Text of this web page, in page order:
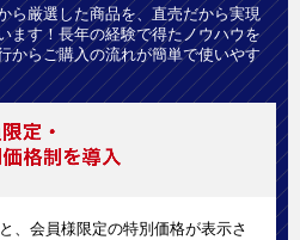
ら厳選した商品を、直売だから実現
ます！長年の経験で得たノウハウを
からご購入の流れが簡単で使いやす
、会員様限定の特別価格が表示さ